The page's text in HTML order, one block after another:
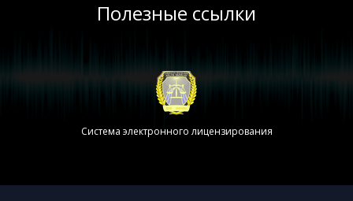
Полезные ссылки
Система электронного лицензирования